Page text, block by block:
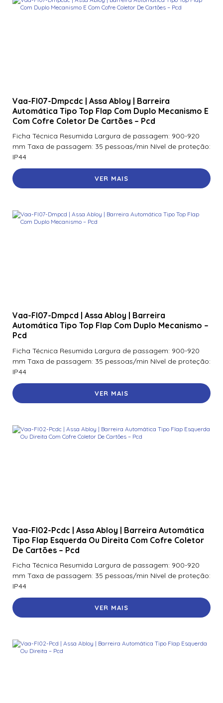
Vaa-Fl07-Dmpcdc | Assa Abloy | Barreira
Automática Tipo Top Flap Com Duplo Mecanismo E
Com Cofre Coletor De Cartões – Pcd
Ficha Técnica Resumida Largura de passagem: 900-920
mm Taxa de passagem: 35 pessoas/min Nível de proteção:
IP44
VER MAIS
Vaa-Fl07-Dmpcd | Assa Abloy | Barreira
Automática Tipo Top Flap Com Duplo Mecanismo –
Pcd
Ficha Técnica Resumida Largura de passagem: 900-920
mm Taxa de passagem: 35 pessoas/min Nível de proteção:
IP44
VER MAIS
Vaa-Fl02-Pcdc | Assa Abloy | Barreira Automática
Tipo Flap Esquerda Ou Direita Com Cofre Coletor
De Cartões – Pcd
Ficha Técnica Resumida Largura de passagem: 900-920
mm Taxa de passagem: 35 pessoas/min Nível de proteção:
IP44
VER MAIS